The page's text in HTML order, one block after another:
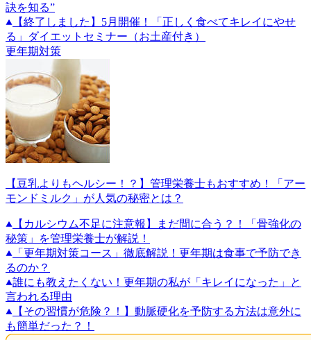
訣を知る”
【終了しました】5月開催！「正しく食べてキレイにやせ
る」ダイエットセミナー（お土産付き）
更年期対策
【豆乳よりもヘルシー！？】管理栄養士もおすすめ！「アー
モンドミルク」が人気の秘密とは？
【カルシウム不足に注意報】まだ間に合う？！「骨強化の
秘策」を管理栄養士が解説！
「更年期対策コース」徹底解説！更年期は食事で予防でき
るのか？
誰にも教えたくない！更年期の私が「キレイになった」と
言われる理由
【その習慣が危険？！】動脈硬化を予防する方法は意外に
も簡単だった？！